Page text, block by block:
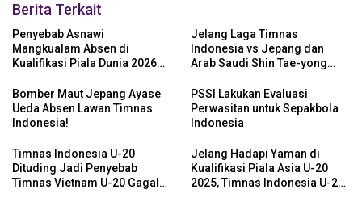
Berita Terkait
Penyebab Asnawi
Mangkualam Absen di
Kualifikasi Piala Dunia 2026
Timnas Indonesia vs Jepang
dan Arab Saudi
Jelang Laga Timnas
Indonesia vs Jepang dan
Arab Saudi Shin Tae-yong
Baru,Nomor 1 Bek Bengal!
Bomber Maut Jepang Ayase
Ueda Absen Lawan Timnas
Indonesia!
PSSI Lakukan Evaluasi
Perwasitan untuk Sepakbola
Indonesia
Timnas Indonesia U-20
Dituding Jadi Penyebab
Timnas Vietnam U-20 Gagal
Jelang Hadapi Yaman di
Kualifikasi Piala Asia U-20
2025, Timnas Indonesia U-20